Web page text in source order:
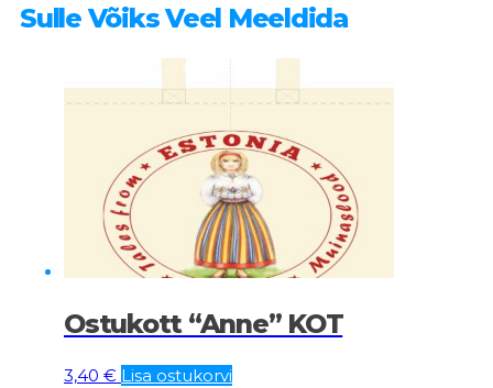
Sulle Võiks Veel Meeldida
Ostukott “Anne” KOT
3,40 € Lisa ostukorvi